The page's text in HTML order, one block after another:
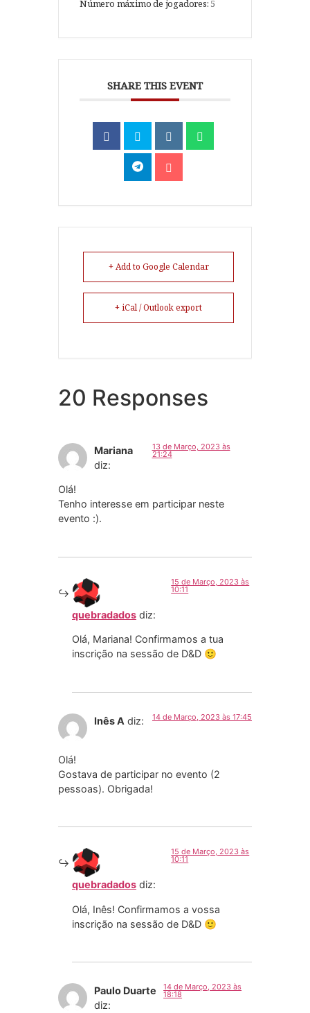
Número máximo de jogadores: 5
SHARE THIS EVENT
+ Add to Google Calendar
+ iCal / Outlook export
20 Responses
Mariana
diz:
13 de Março, 2023 às
21:24
Olá!
Tenho interesse em participar neste
evento :).
quebradados diz:
15 de Março, 2023 às
10:11
Olá, Mariana! Confirmamos a tua
inscrição na sessão de D&D 🙂
Inês A diz: 14 de Março, 2023 às 17:45
Olá!
Gostava de participar no evento (2
pessoas). Obrigada!
quebradados diz:
15 de Março, 2023 às
10:11
Olá, Inês! Confirmamos a vossa
inscrição na sessão de D&D 🙂
Paulo Duarte
diz:
14 de Março, 2023 às
18:18